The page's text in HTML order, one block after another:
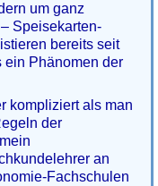
um ganz
Speisekarten-
bereits seit
Phänomen der
kompliziert als man
der
an
Fachschulen